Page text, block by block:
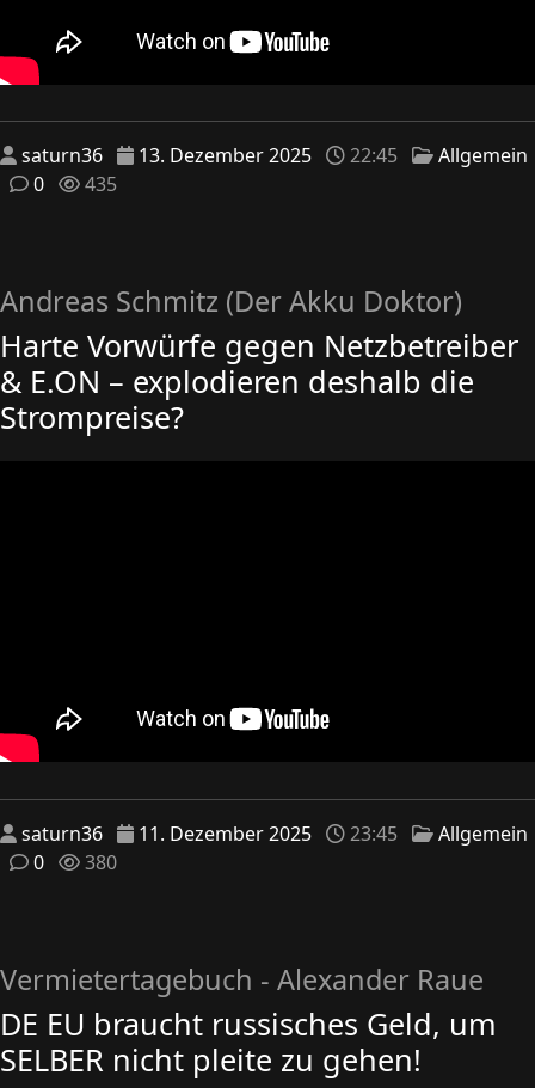
saturn36 13. Dezember 2025 22:45
Allgemein
0
435
Andreas Schmitz (Der Akku Doktor)
Harte Vorwürfe gegen Netzbetreiber
& E.ON – explodieren deshalb die
Strompreise?
saturn36 11. Dezember 2025 23:45
Allgemein
0
380
Vermietertagebuch - Alexander Raue
DE EU braucht russisches Geld, um
SELBER nicht pleite zu gehen!